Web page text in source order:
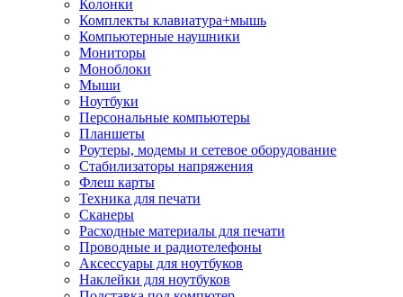
Колонки
Комплекты клавиатура+мышь
Компьютерные наушники
Мониторы
Моноблоки
Мыши
Ноутбуки
Персональные компьютеры
Планшеты
Роутеры, модемы и сетевое оборудование
Стабилизаторы напряжения
Флеш карты
Техника для печати
Сканеры
Расходные материалы для печати
Проводные и радиотелефоны
Аксессуары для ноутбуков
Наклейки для ноутбуков